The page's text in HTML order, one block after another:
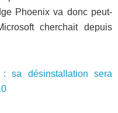
Phoenix va donc peut-
cherchait depuis
: sa désinstallation sera